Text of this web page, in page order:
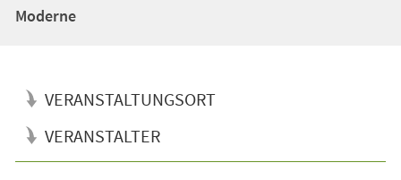
Moderne
VERANSTALTUNGSORT
VERANSTALTER